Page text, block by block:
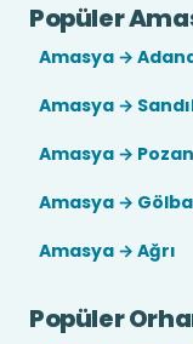
Popüler
Amasya →
Amasya →
Amasya →
Amasya →
Amasya → Ağrı
Popüler